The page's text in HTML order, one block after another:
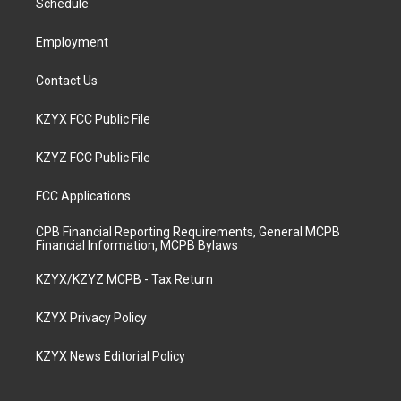
a
Schedule
Employment
Contact Us
KZYX FCC Public File
KZYZ FCC Public File
FCC Applications
CPB Financial Reporting Requirements, General MCPB
Financial Information, MCPB Bylaws
KZYX/KZYZ MCPB - Tax Return
KZYX Privacy Policy
KZYX News Editorial Policy